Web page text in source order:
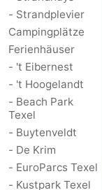
- Strandplevier
Campingplätze
Ferienhäuser
- 't Eibernest
- 't Hoogelandt
- Beach Park
Texel
- Buytenveldt
- De Krim
- EuroParcs Texel
- Kustpark Texel